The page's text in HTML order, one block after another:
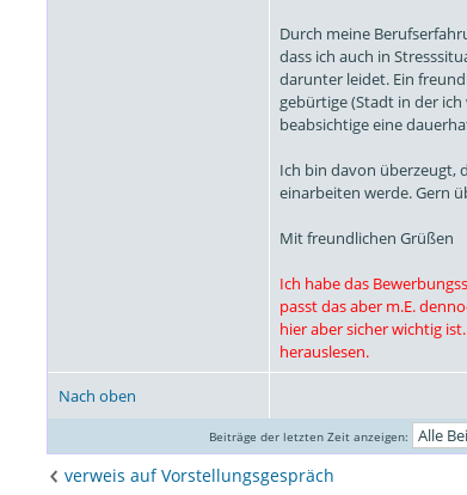
Durch meine
dass ich auch in
darunter leidet. Ein
gebürtige (Stadt in der
beabsichtige eine
Ich bin davon überzeugt,
einarbeiten werde. Gern
Mit freundlichen Grüßen
Ich habe das
passt das aber m.E.
hier aber sicher wichtig
herauslesen.
Nach oben
Beiträge der letzten Zeit anzeigen:
verweis auf Vorstellungsgespräch